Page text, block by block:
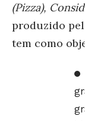
(Pizza),
produzido
tem como